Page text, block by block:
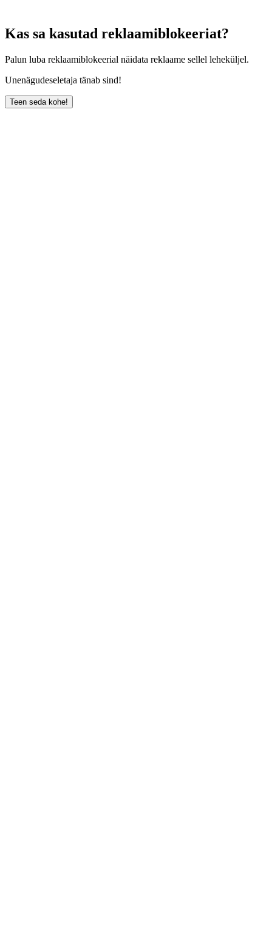
Kas sa kasutad reklaamiblokeeriat?
Palun luba reklaamiblokeerial näidata reklaame sellel leheküljel.
Unenägudeseletaja tänab sind!
Teen seda kohe!